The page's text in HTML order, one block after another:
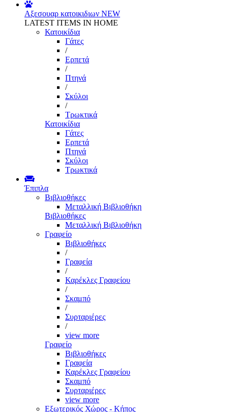
Αξεσουαρ κατοικιδιων NEW
LATEST ITEMS IN HOME
Κατοικίδια
Γάτες
/
Ερπετά
/
Πτηνά
/
Σκύλοι
/
Τρωκτικά
Κατοικίδια
Γάτες
Ερπετά
Πτηνά
Σκύλοι
Τρωκτικά
Έπιπλα
Βιβλιοθήκες
Μεταλλική Βιβλιοθήκη
Βιβλιοθήκες
Μεταλλική Βιβλιοθήκη
Γραφείο
Βιβλιοθήκες
/
Γραφεία
/
Καρέκλες Γραφείου
/
Σκαμπό
/
Συρταριέρες
/
view more
Γραφείο
Βιβλιοθήκες
Γραφεία
Καρέκλες Γραφείου
Σκαμπό
Συρταριέρες
view more
Εξωτερικός Χώρος - Κήπος